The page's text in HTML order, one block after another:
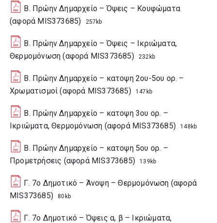
B. Πρώην Δημαρχείο – Όψεις – Κουφώματα
(αφορά MIS373685)
257kb
B. Πρώην Δημαρχείο – Όψεις – Ικριώματα,
Θερμομόνωση (αφορά MIS373685)
232kb
B. Πρώην Δημαρχείο – κατοψη 2ου-5ου ορ. –
Χρωματισμοί (αφορά MIS373685)
147kb
B. Πρώην Δημαρχείο – κατοψη 3ου ορ. –
Ικριώματα, Θερμομόνωση (αφορά MIS373685)
148kb
B. Πρώην Δημαρχείο – κατοψη 5ου ορ. –
Προμετρήσεις (αφορά MIS373685)
139kb
Γ. 7ο Δημοτικό – Άνοψη – Θερμομόνωση (αφορά
MIS373685)
80kb
Γ. 7ο Δημοτικό – Όψεις α, β – Ικριώματα,